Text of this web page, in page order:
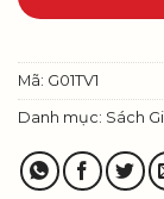
Mã: G01TV1
Danh mục: Sách